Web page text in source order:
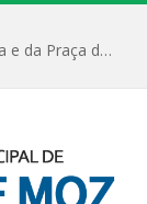
Últimos detalhes para a entrega da nova Orla e da Praça do Praião